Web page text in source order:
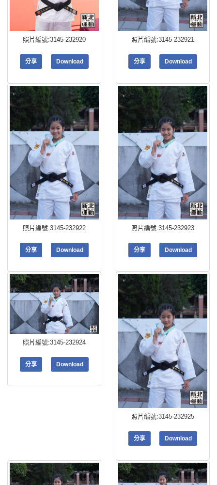
照片編號:3145-232920
分享 Download
照片編號:3145-232921
分享 Download
照片編號:3145-232922
分享 Download
照片編號:3145-232923
分享 Download
照片編號:3145-232924
分享 Download
照片編號:3145-232925
分享 Download